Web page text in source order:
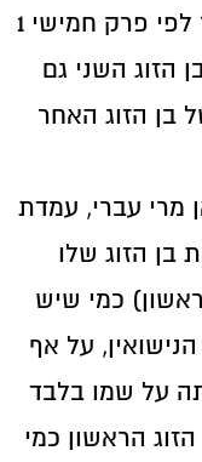
במהלך הנישואין תוך ניצול פטור לפי פרק חמישי 1
הזוג השני גם
בן הזוג האחר
מרי עברי, עמדת
בן הזוג שלו
כמי שיש
על אף
על שמו בלבד
הראשון כמי